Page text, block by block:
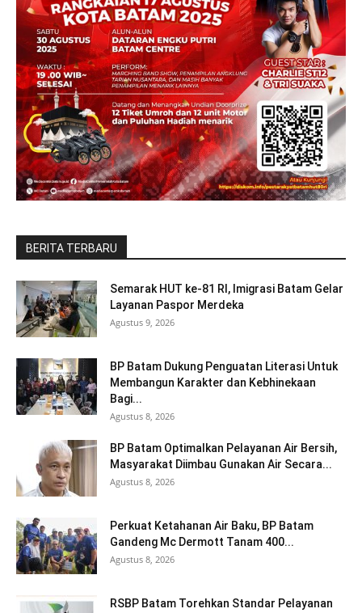
BERITA TERBARU
Semarak HUT ke-81 RI, Imigrasi Batam Gelar
Layanan Paspor Merdeka
Agustus 9, 2026
BP Batam Dukung Penguatan Literasi Untuk
Membangun Karakter dan Kebhinekaan
Bagi...
Agustus 8, 2026
BP Batam Optimalkan Pelayanan Air Bersih,
Masyarakat Diimbau Gunakan Air Secara...
Agustus 8, 2026
Perkuat Ketahanan Air Baku, BP Batam
Gandeng Mc Dermott Tanam 400...
Agustus 8, 2026
RSBP Batam Torehkan Standar Pelayanan